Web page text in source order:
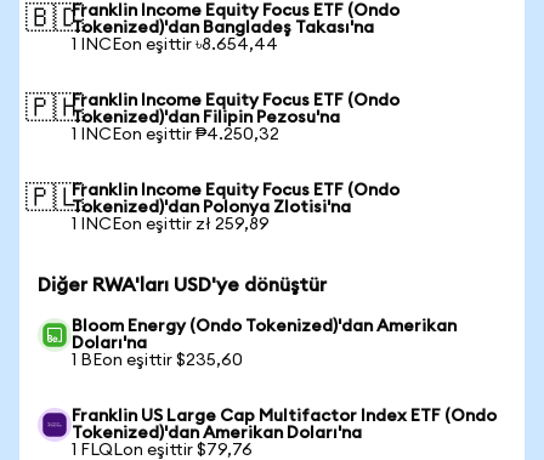
🇧🇩Franklin Income Equity Focus ETF (Ondo
Tokenized)'dan Bangladeş Takası'na
1 INCEon eşittir ৳8.654,44
🇵🇭Franklin Income Equity Focus ETF (Ondo
Tokenized)'dan Filipin Pezosu'na
1 INCEon eşittir ₱4.250,32
🇵🇱Franklin Income Equity Focus ETF (Ondo
Tokenized)'dan Polonya Zlotisi'na
1 INCEon eşittir zł 259,89
Diğer RWA'ları USD'ye dönüştür
Bloom Energy (Ondo Tokenized)'dan Amerikan
Doları'na
1 BEon eşittir $235,60
Franklin US Large Cap Multifactor Index ETF (Ondo
Tokenized)'dan Amerikan Doları'na
1 FLQLon eşittir $79,76